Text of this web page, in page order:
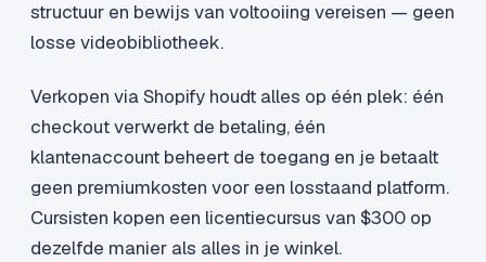
structuur en bewijs van voltooiing vereisen — geen
losse videobibliotheek.
Verkopen via Shopify houdt alles op één plek: één
checkout verwerkt de betaling, één
klantenaccount beheert de toegang en je betaalt
geen premiumkosten voor een losstaand platform.
Cursisten kopen een licentiecursus van $300 op
dezelfde manier als alles in je winkel.